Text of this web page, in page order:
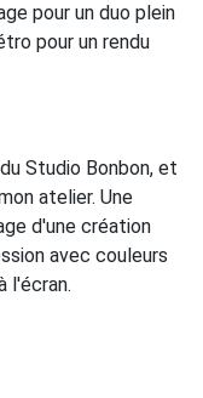
pour un duo plein
pour un rendu
Studio Bonbon, et
atelier. Une
d'une création
avec couleurs
l'écran.